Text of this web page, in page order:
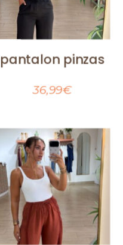
pantalon pinzas
36,99€